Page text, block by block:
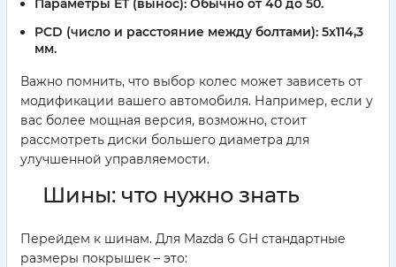
Параметры ET (вынос): Обычно от 40 до 50.
PCD (число и расстояние между болтами): 5x114,3
мм.
Важно помнить, что выбор колес может зависеть от
модификации вашего автомобиля. Например, если у
вас более мощная версия, возможно, стоит
рассмотреть диски большего диаметра для
улучшенной управляемости.
Шины: что нужно знать
Перейдем к шинам. Для Mazda 6 GH стандартные
размеры покрышек – это: